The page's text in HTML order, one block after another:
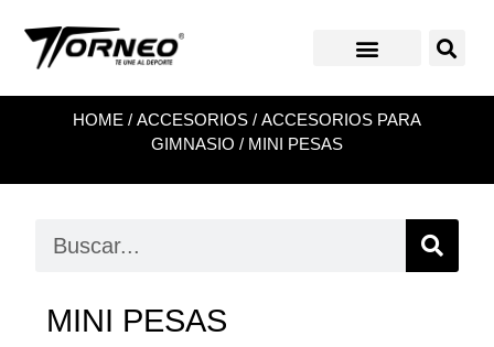
HOME / ACCESORIOS / ACCESORIOS PARA
GIMNASIO / MINI PESAS
MINI PESAS